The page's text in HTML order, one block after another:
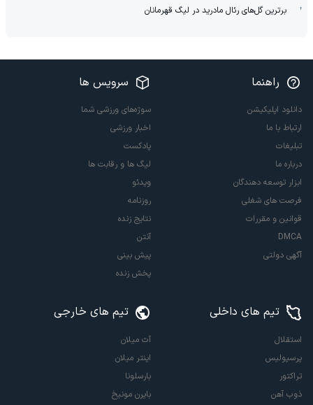
برترین گل‌های رئال مادرید در لیگ قهرمانان
راهنما
دانلود اپلیکیشن
ارتباط با ما
تبلیغات
درباره ما
ابزار توسعه دهندگان
فرصت های شغلی
قوانین و مقررات
DMCA
آگهی دولتی
سرویس ها
سوژه‌های ورزشی شما
اخبار ورزشی
پادکست
لیگ ها و رقابت ها
ویدئو
روزنامه
نتایج زنده
آنتن
پیش بینی
پخش زنده
تیم های داخلی
استقلال
پرسپولیس
تراکتور
ذوب آهن
تیم های خارجی
آث میلان
اینتر میلان
بارسلونا
بایرن مونیخ